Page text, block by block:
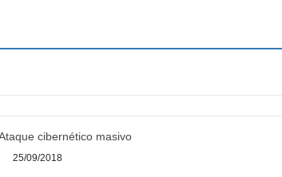
cibernético masivo
25/09/2018